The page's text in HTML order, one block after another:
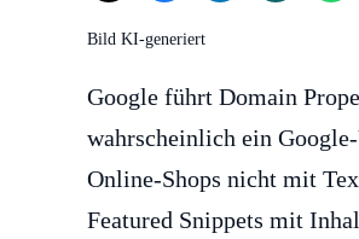
Bild KI-generiert
Google führt Domain
wahrscheinlich ein
Online-Shops nicht mit
Featured Snippets mit